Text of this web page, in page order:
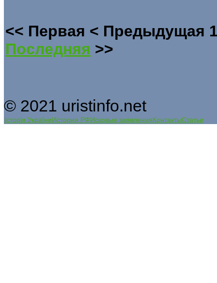
<< Первая < Предыдущая
Последняя >>
© 2021 uristinfo.net
Історія УкраїниИстория РФИсковые заявленияКонтактыСтатьи